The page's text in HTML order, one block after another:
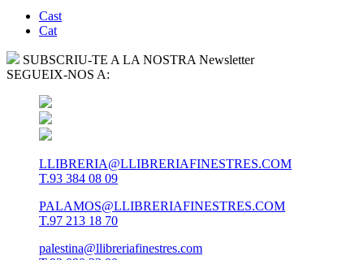
Cast
Cat
SUBSCRIU-TE A LA NOSTRA Newsletter
SEGUEIX-NOS A:
LLIBRERIA@LLIBRERIAFINESTRES.COM
T.93 384 08 09
PALAMOS@LLIBRERIAFINESTRES.COM
T.97 213 18 70
palestina@llibreriafinestres.com